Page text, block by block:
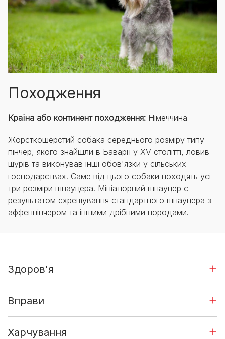
Походження
Країна або континент походження: Німеччина
Жорсткошерстий собака середнього розміру типу
пінчер, якого знайшли в Баварії у XV столітті, ловив
щурів та виконував інші обов'язки у сільських
господарствах. Саме від цього собаки походять усі
три розміри шнауцера. Мініатюрний шнауцер є
результатом схрещування стандартного шнауцера з
аффенпінчером та іншими дрібними породами.
Здоров'я
Вправи
Харчування